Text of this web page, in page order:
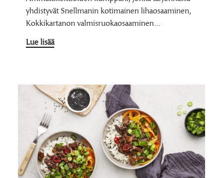
yhdistyvät Snellmanin kotimainen lihaosaaminen,
Kokkikartanon valmisruokaosaaminen…
Lue lisää